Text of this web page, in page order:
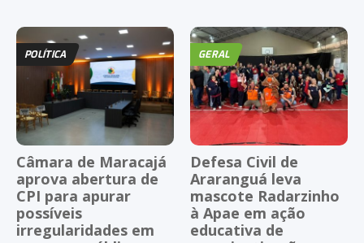
POLÍTICA
Câmara de Maracajá
aprova abertura de
CPI para apurar
possíveis
irregularidades em
GERAL
Defesa Civil de
Araranguá leva
mascote Radarzinho
à Apae em ação
educativa de